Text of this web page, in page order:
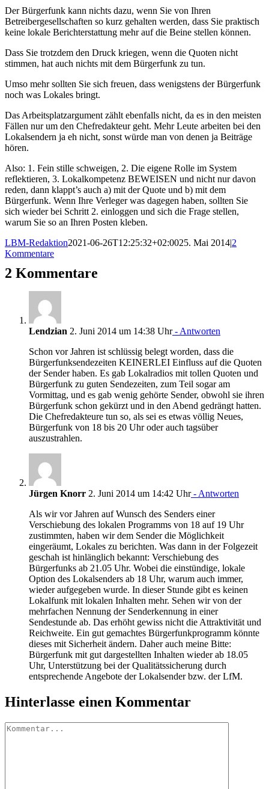
Der Bürgerfunk kann nichts dazu, wenn Sie von Ihren
Betreibergesellschaften so kurz gehalten werden, dass Sie praktisch
keine lokale Berichterstattung mehr auf die Beine stellen können.
Dass Sie trotzdem den Druck kriegen, wenn die Quoten nicht
stimmen, hat auch nichts mit dem Bürgerfunk zu tun.
Umso mehr sollten Sie sich freuen, dass wenigstens der Bürgerfunk
noch was Lokales bringt.
Das Arbeitsplatzargument zählt ebenfalls nicht, da es in den meisten
Fällen nur um den Chefredakteur geht. Mehr Leute arbeiten bei den
Lokalsendern ja eh nicht, sonst würde man von denen ja Beiträge
hören.
Also: 1. Fein stille schweigen, 2. Die eigene Rolle im System
reflektieren, 3. Lokalkompetenz BEWEISEN und nicht nur davon
reden, dann klappt’s auch a) mit der Quote und b) mit dem
Bürgerfunk. Wenn Ihre Verleger was dagegen haben, sollten Sie
sich wieder bei Schritt 2. einloggen und sich die Frage stellen,
warum Sie so an Ihren Posten kleben.
LBM-Redaktion2021-06-26T12:25:32+02:0025. Mai 2014|2
Kommentare
2 Kommentare
Lendzian 2. Juni 2014 um 14:38 Uhr- Antworten
Schon vor Jahren ist schlüssig belegt worden, dass die
Bürgerfunksendezeiten KEINERLEI Einfluss auf die Quoten
der Sender haben. Es gab Lokalradios mit tollen Quoten und
Bürgerfunk zu guten Sendezeiten, zum Teil sogar am
Vormittag, und es gab wenig gehörte Sender, obwohl sie ihren
Bürgerfunk schon gekürzt und in den Abend gedrängt hatten.
Die Chefredakteure tun so, als sei es etwas völlig Neues,
Bürgerfunk von 18 bis 20 Uhr oder auch tagsüber
auszustrahlen.
Jürgen Knorr 2. Juni 2014 um 14:42 Uhr- Antworten
Als wir vor Jahren auf Wunsch des Senders einer
Verschiebung des lokalen Programms von 18 auf 19 Uhr
zustimmten, haben wir dem Sender die Möglichkeit
eingeräumt, Lokales zu berichten. Was dann in der Folgezeit
geschah ist hinlänglich bekannt: Verschiebung des
Bürgerfunks ab 21.05 Uhr. Wobei die einstündige, lokale
Option des Lokalsenders ab 18 Uhr, warum auch immer,
wieder aufgegeben wurde. In dieser Stunde gibt es keinen
Lokalfunk mit lokalen Inhalten mehr. Sehen wir von der
mehrfachen Nennung der Senderkennung in einer
Sendestunde ab. Das erhöht gewiss nicht die Attraktivität und
Reichweite. Ein gut gemachtes Bürgerfunkprogramm könnte
dieses mit Sicherheit ändern. Daher auch meine Bitte:
Bürgerfunk mit gut dargestellten Inhalten wieder ab 18.05
Uhr, Unterstützung bei der Qualitätssicherung durch
entsprechende Angebote der Lokalsender bzw. der LfM.
Hinterlasse einen Kommentar
Kommentar